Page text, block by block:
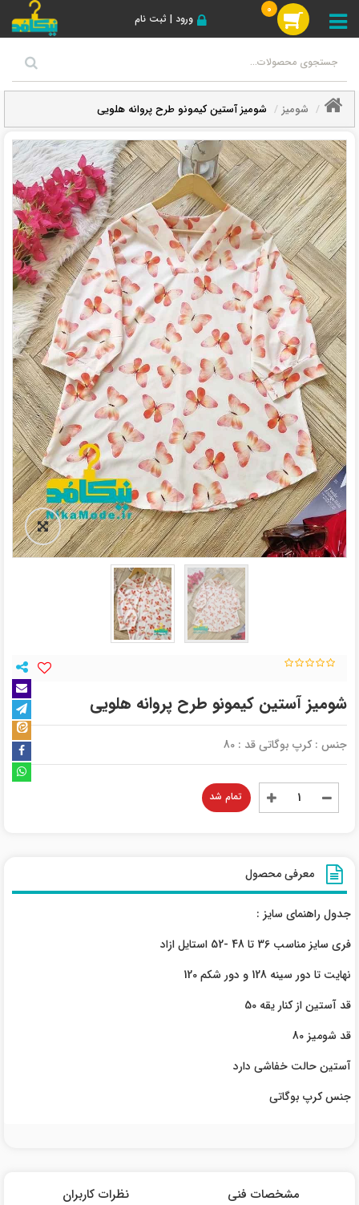
ورود | ثبت نام
0
شومیز شومیز آستین کیمونو طرح پروانه هلویی
شومیز آستین کیمونو طرح پروانه هلویی
جنس : کرپ بوگاتی قد : 80
تمام شد
معرفی محصول
جدول راهنمای سایز :
فری سایز مناسب 36 تا 48 -52 استایل ازاد
نهایت تا دور سینه 128 و دور شکم 120
قد آستین از کنار یقه 50
قد شومیز 80
آستین حالت خفاشی دارد
جنس کرپ بوگاتی
مشخصات فنی نظرات کاربران